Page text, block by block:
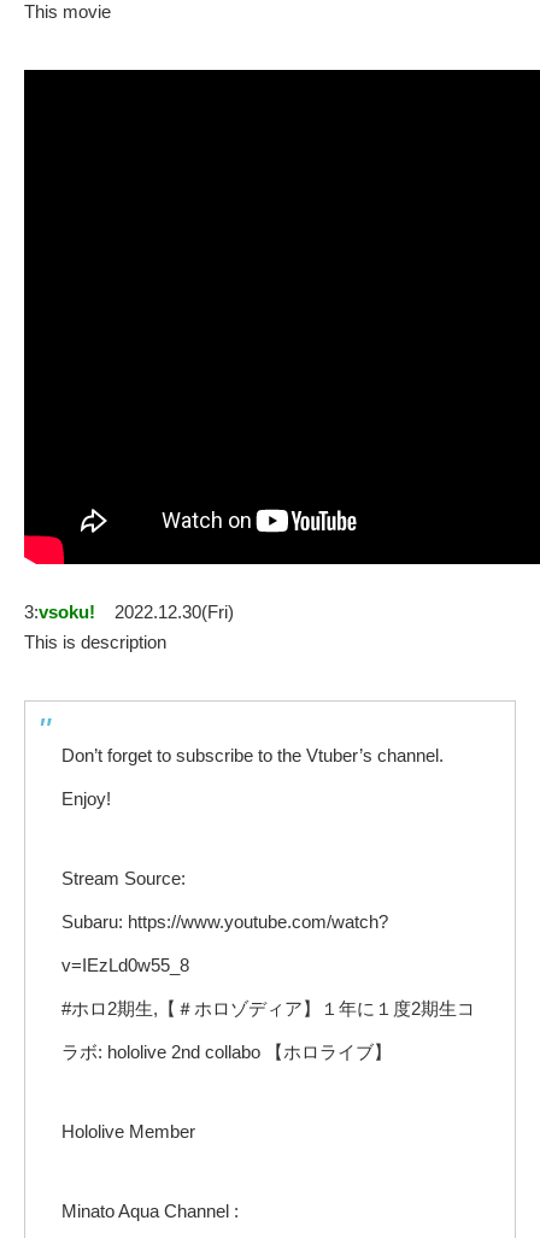
This movie
3:vsoku!
2022.12.30(Fri)
This is description
Don’t forget to subscribe to the Vtuber’s channel.
Enjoy!
Stream Source:
Subaru: https://www.youtube.com/watch?
v=IEzLd0w55_8
#ホロ2期生,【＃ホロゾディア】１年に１度2期生コ
ラボ: hololive 2nd collabo 【ホロライブ】
Hololive Member
Minato Aqua Channel :